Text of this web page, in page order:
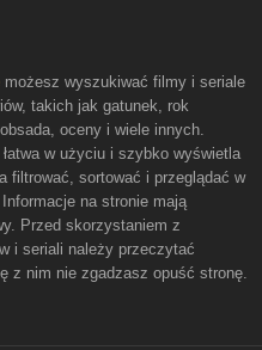
możesz wyszukiwać filmy i seriale
takich jak gatunek, rok
oceny i wiele innych.
w użyciu i szybko wyświetla
filtrować, sortować i przeglądać w
na stronie mają
Przed skorzystaniem z
i seriali należy przeczytać
z nim nie zgadzasz opuść stronę.